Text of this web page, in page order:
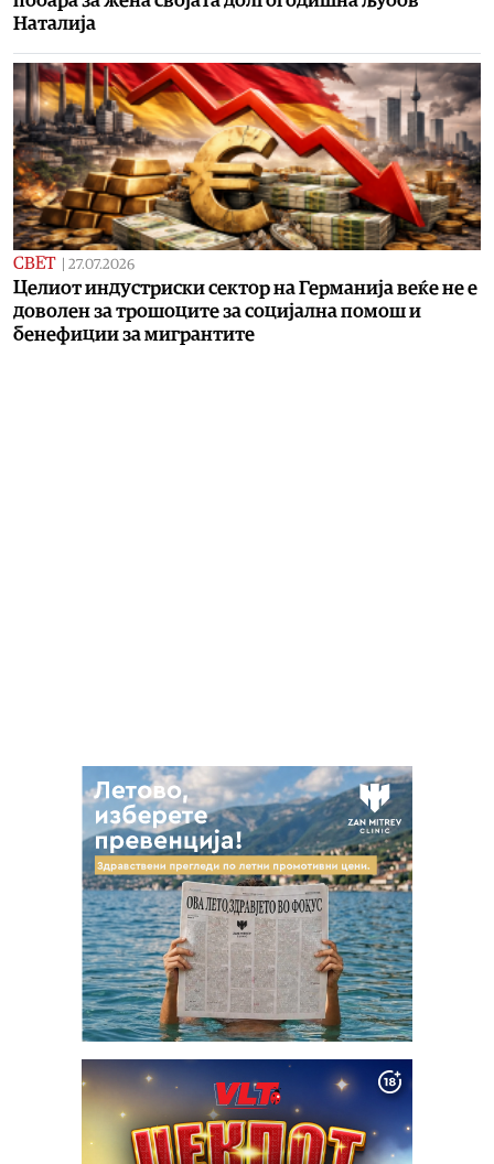
Наталија
СВЕТ | 27.07.2026
Целиот индустриски сектор на Германија веќе не е
доволен за трошоците за социјална помош и
бенефиции за мигрантите